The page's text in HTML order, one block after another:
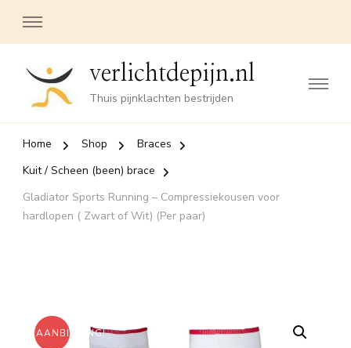
verlichtdepijn.nl
Thuis pijnklachten bestrijden
Home Shop
Braces
Kuit / Scheen (been) brace
Gladiator Sports Running – Compressiekousen voor
hardlopen ( Zwart of Wit) (Per paar)
AANBIEDING!